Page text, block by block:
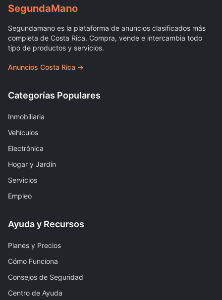
SegundaMano
Segundamano es la plataforma de anuncios clasificados más
completa de Costa Rica. Compra, vende e intercambia todo
tipo de productos y servicios.
Anuncios Costa Rica →
Categorías Populares
Inmobiliaria
Vehículos
Electrónica
Hogar y Jardín
Servicios
Empleo
Ayuda y Recursos
Planes y Precios
Cómo Funciona
Consejos de Seguridad
Centro de Ayuda